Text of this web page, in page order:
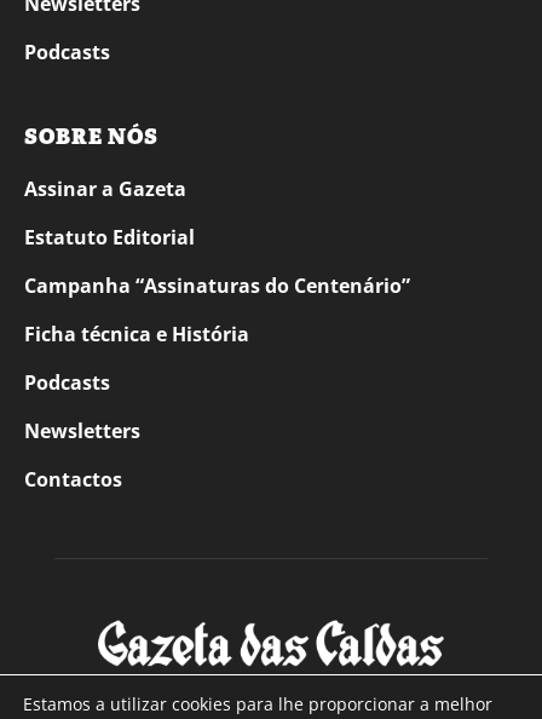
Podcasts
SOBRE NÓS
Assinar a Gazeta
Estatuto Editorial
Campanha “Assinaturas do Centenário”
Ficha técnica e História
Podcasts
Newsletters
Contactos
Estamos a utilizar cookies para lhe proporcionar a melhor